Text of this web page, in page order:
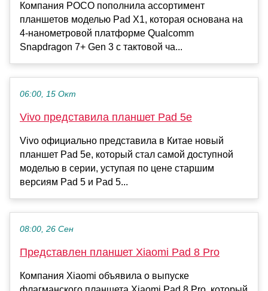
Компания POCO пополнила ассортимент
планшетов моделью Pad X1, которая основана на
4-нанометровой платформе Qualcomm
Snapdragon 7+ Gen 3 с тактовой ча...
06:00, 15 Окт
Vivo представила планшет Pad 5e
Vivo официально представила в Китае новый
планшет Pad 5e, который стал самой доступной
моделью в серии, уступая по цене старшим
версиям Pad 5 и Pad 5...
08:00, 26 Сен
Представлен планшет Xiaomi Pad 8 Pro
Компания Xiaomi объявила о выпуске